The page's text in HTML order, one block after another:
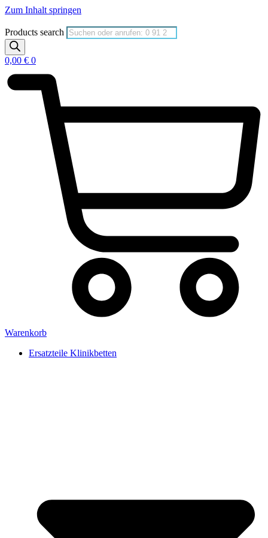
Zum Inhalt springen
Products search
0,00 € 0
Warenkorb
Ersatzteile Klinikbetten